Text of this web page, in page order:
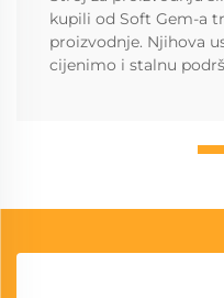
kupili od Soft Gem-a
proizvodnje. Njihova
cijenimo i stalnu